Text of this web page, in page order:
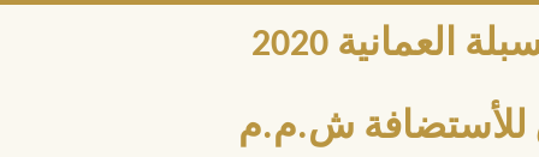
2020
للأستضافة ش.م.م